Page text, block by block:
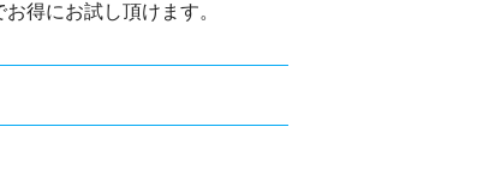
得にお試し頂けます。